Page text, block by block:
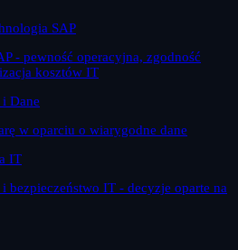
SAP
- pewność operacyjna, zgodność
kosztów IT
Dane
w oparciu o wiarygodne dane
IT
bezpieczeństwo IT - decyzje oparte na